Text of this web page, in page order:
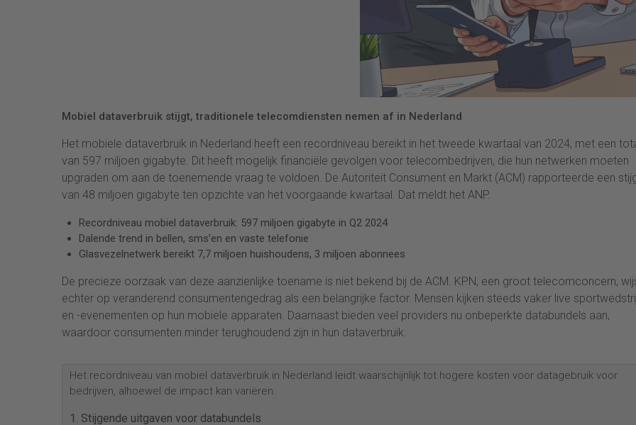
Mobiel dataverbruik stijgt, traditionele telecomdiensten nemen af in Nederland
Het mobiele dataverbruik in Nederland heeft een recordniveau bereikt in het tweede kwartaal van 2024, met een
van 597 miljoen gigabyte. Dit heeft mogelijk financiële gevolgen voor telecombedrijven, die hun netwerken moeten
upgraden om aan de toenemende vraag te voldoen. De Autoriteit Consument en Markt (ACM) rapporteerde een
van 48 miljoen gigabyte ten opzichte van het voorgaande kwartaal. Dat meldt het ANP.
Recordniveau mobiel dataverbruik: 597 miljoen gigabyte in Q2 2024
Dalende trend in bellen, sms’en en vaste telefonie
Glasvezelnetwerk bereikt 7,7 miljoen huishoudens, 3 miljoen abonnees
De precieze oorzaak van deze aanzienlijke toename is niet bekend bij de ACM. KPN, een groot telecomconcern,
echter op veranderend consumentengedrag als een belangrijke factor. Mensen kijken steeds vaker live
en -evenementen op hun mobiele apparaten. Daarnaast bieden veel providers nu onbeperkte databundels aan,
waardoor consumenten minder terughoudend zijn in hun dataverbruik.
Het recordniveau van mobiel dataverbruik in Nederland leidt waarschijnlijk tot hogere kosten voor datagebruik voor
bedrijven, alhoewel de impact kan variëren:
1. Stijgende uitgaven voor databundels